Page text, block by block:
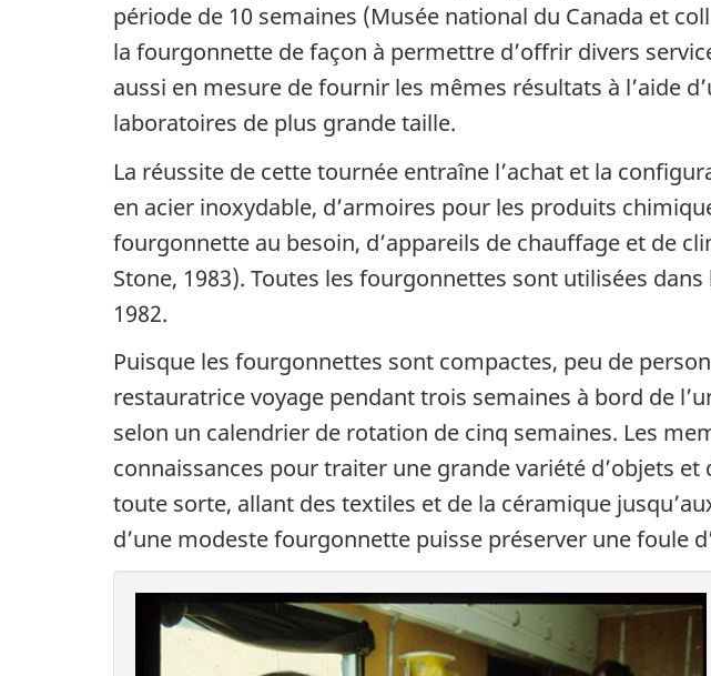
période de 10 semaines (Musée national du Canada et
la fourgonnette de façon à permettre d’offrir divers
aussi en mesure de fournir les mêmes résultats à l’aide
laboratoires de plus grande taille.
La réussite de cette tournée entraîne l’achat et la
en acier inoxydable, d’armoires pour les produits
fourgonnette au besoin, d’appareils de chauffage et de
Stone, 1983). Toutes les fourgonnettes sont utilisées
1982.
Puisque les fourgonnettes sont compactes, peu de
restauratrice voyage pendant trois semaines à bord de
selon un calendrier de rotation de cinq semaines. Les
connaissances pour traiter une grande variété d’objets
toute sorte, allant des textiles et de la céramique
d’une modeste fourgonnette puisse préserver une foule